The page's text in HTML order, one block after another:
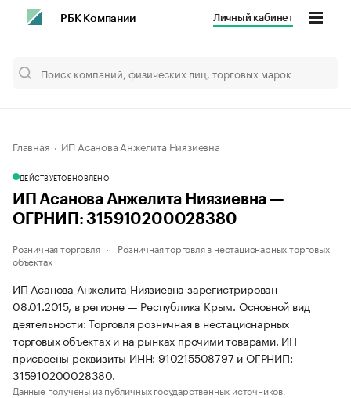
РБК Компании Личный кабинет
Главная ИП Асанова Анжелита Ниязиевна
ДЕЙСТВУЕТОБНОВЛЕНО
ИП Асанова Анжелита Ниязиевна —
ОГРНИП: 315910200028380
Розничная торговля
Розничная торговля в нестационарных торговых
объектах
ИП Асанова Анжелита Ниязиевна зарегистрирован
08.01.2015, в регионе — Республика Крым. Основной вид
деятельности: Торговля розничная в нестационарных
торговых объектах и на рынках прочими товарами. ИП
присвоены реквизиты ИНН: 910215508797 и ОГРНИП:
315910200028380.
Данные получены из публичных государственных источников.